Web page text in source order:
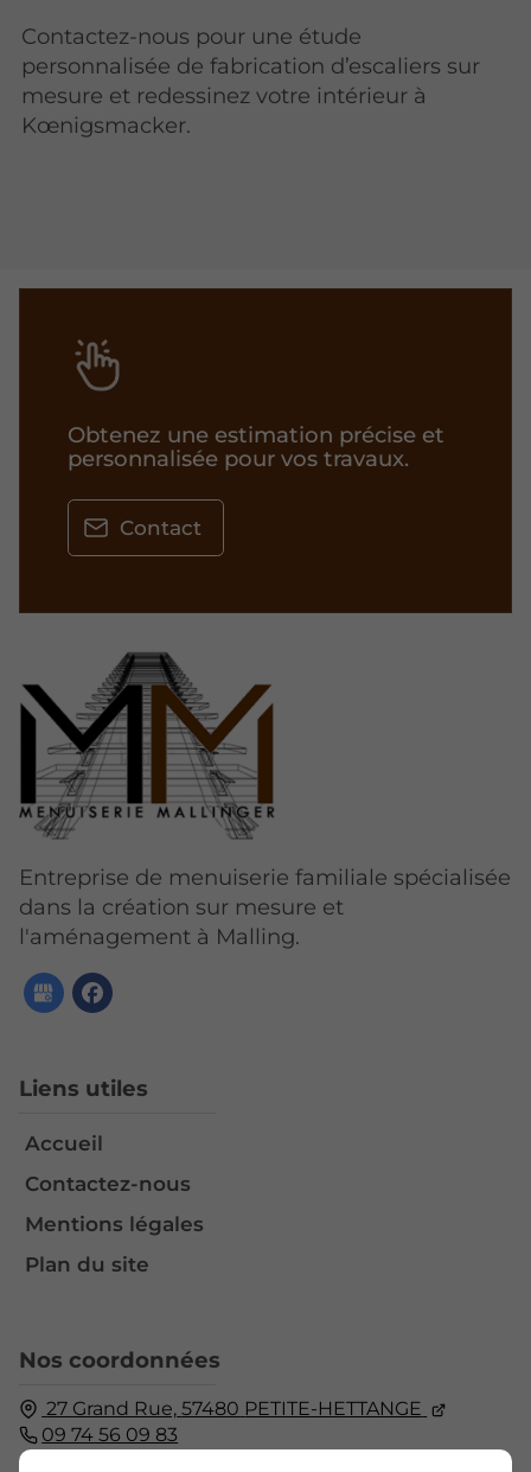
Contactez-nous pour une étude
personnalisée de fabrication d’escaliers sur
mesure et redessinez votre intérieur à
Kœnigsmacker.
Obtenez une estimation précise et
personnalisée pour vos travaux.
Contact
Entreprise de menuiserie familiale spécialisée
dans la création sur mesure et
l'aménagement à Malling.
Liens utiles
Accueil
Contactez-nous
Mentions légales
Plan du site
Nos coordonnées
27 Grand Rue, 57480 PETITE-HETTANGE
09 74 56 09 83